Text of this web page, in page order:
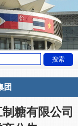
团
糖有限公司